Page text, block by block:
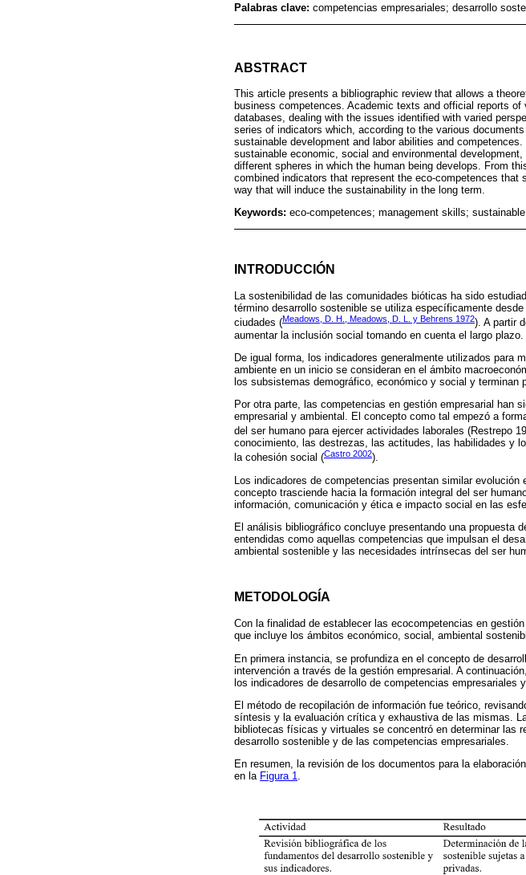
Palabras clave: competencias empresariales; desarrollo
ABSTRACT
This article presents a bibliographic review that allows a
business competences. Academic texts and official reports
databases, dealing with the issues identified with varied
series of indicators which, according to the various
sustainable development and labor abilities and
sustainable economic, social and environmental
different spheres in which the human being develops. From
combined indicators that represent the eco-competences
way that will induce the sustainability in the long term.
Keywords: eco-competences; management skills;
INTRODUCCIÓN
La sostenibilidad de las comunidades bióticas ha sido
término desarrollo sostenible se utiliza específicamente
ciudades (Meadows, D. H., Meadows, D. L. y Behrens 1972). A partir
aumentar la inclusión social tomando en cuenta el largo plazo.
De igual forma, los indicadores generalmente utilizados para
ambiente en un inicio se consideran en el ámbito
los subsistemas demográfico, económico y social y terminan
Por otra parte, las competencias en gestión empresarial han
empresarial y ambiental. El concepto como tal empezó a
del ser humano para ejercer actividades laborales (Restrepo
conocimiento, las destrezas, las actitudes, las habilidades y
la cohesión social (Castro 2002).
Los indicadores de competencias presentan similar
concepto trasciende hacia la formación integral del ser
información, comunicación y ética e impacto social en las
El análisis bibliográfico concluye presentando una propuesta
entendidas como aquellas competencias que impulsan el
ambiental sostenible y las necesidades intrínsecas del ser
METODOLOGÍA
Con la finalidad de establecer las ecocompetencias en
que incluye los ámbitos económico, social, ambiental
En primera instancia, se profundiza en el concepto de
intervención a través de la gestión empresarial. A
los indicadores de desarrollo de competencias empresariales
El método de recopilación de información fue teórico,
síntesis y la evaluación crítica y exhaustiva de las mismas.
bibliotecas físicas y virtuales se concentró en determinar las
desarrollo sostenible y de las competencias empresariales.
En resumen, la revisión de los documentos para la
en la Figura 1.